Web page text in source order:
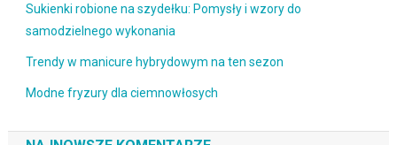
Sukienki robione na szydełku: Pomysły i wzory do
samodzielnego wykonania
Trendy w manicure hybrydowym na ten sezon
Modne fryzury dla ciemnowłosych